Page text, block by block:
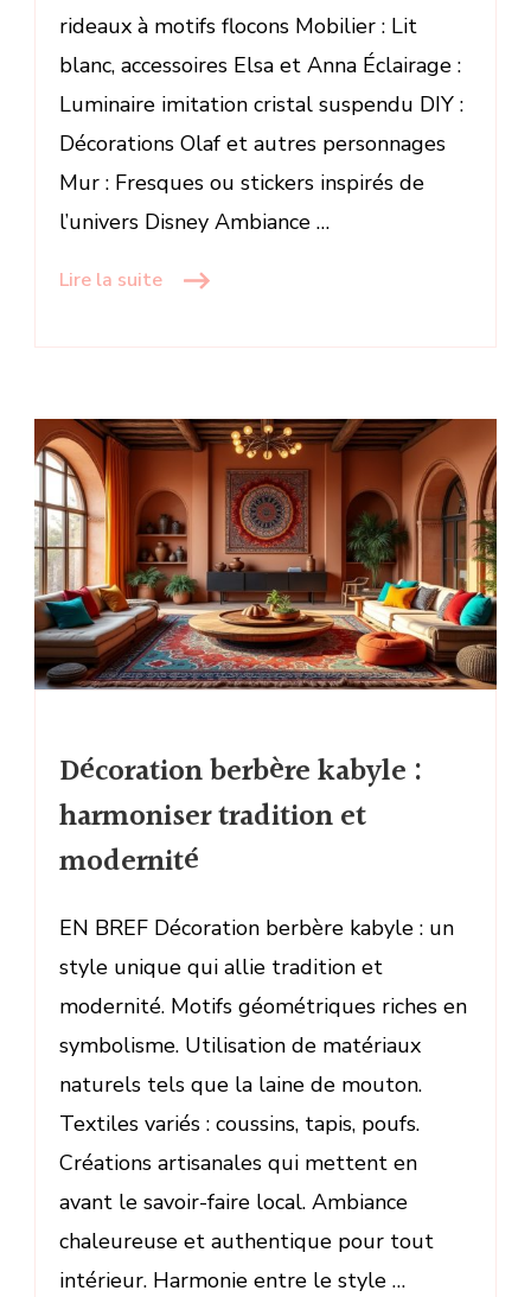
rideaux à motifs flocons Mobilier : Lit
blanc, accessoires Elsa et Anna Éclairage :
Luminaire imitation cristal suspendu DIY :
Décorations Olaf et autres personnages
Mur : Fresques ou stickers inspirés de
l’univers Disney Ambiance …
Lire la suite
Décoration berbère kabyle :
harmoniser tradition et
modernité
EN BREF Décoration berbère kabyle : un
style unique qui allie tradition et
modernité. Motifs géométriques riches en
symbolisme. Utilisation de matériaux
naturels tels que la laine de mouton.
Textiles variés : coussins, tapis, poufs.
Créations artisanales qui mettent en
avant le savoir-faire local. Ambiance
chaleureuse et authentique pour tout
intérieur. Harmonie entre le style …